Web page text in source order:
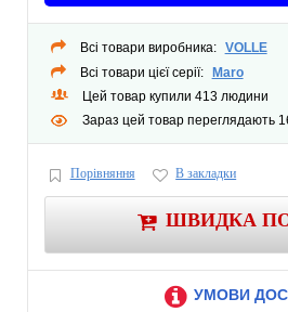
Всі товари виробника: VOLLE
Всі товари цієї серії:
Maro
Цей товар купили 413 людини
Зараз цей товар переглядають
Порівняння В закладки
ШВИДКА
УМОВИ